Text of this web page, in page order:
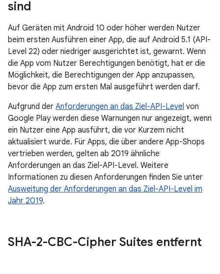
sind
Auf Geräten mit Android 10 oder höher werden Nutzer
beim ersten Ausführen einer App, die auf Android 5.1 (API-
Level 22) oder niedriger ausgerichtet ist, gewarnt. Wenn
die App vom Nutzer Berechtigungen benötigt, hat er die
Möglichkeit, die Berechtigungen der App anzupassen,
bevor die App zum ersten Mal ausgeführt werden darf.
Aufgrund der Anforderungen an das Ziel-API-Level von
Google Play werden diese Warnungen nur angezeigt, wenn
ein Nutzer eine App ausführt, die vor Kurzem nicht
aktualisiert wurde. Für Apps, die über andere App-Shops
vertrieben werden, gelten ab 2019 ähnliche
Anforderungen an das Ziel-API-Level. Weitere
Informationen zu diesen Anforderungen finden Sie unter
Ausweitung der Anforderungen an das Ziel-API-Level im
Jahr 2019.
SHA-2-CBC-Cipher Suites entfernt